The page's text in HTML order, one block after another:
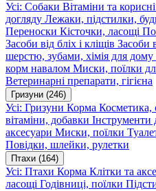
Усі: Собаки Вітаміни та
догляду Лежаки, підстилки,
Переноски Кісточки, ласощі
Засоби від бліх і кліщів Засоби
шерстю, зубами, хімія для дому
корм навалом Миски, поїлки
Ветеринарні препарати, гігієна
Гризуни (246)
Усі: Гризуни Корма Косметика,
вітаміни, добавки Інструменти
аксесуари Миски, поїлки
Повідки, шлейки, рулетки
Птахи (164)
Усі: Птахи Корма Клітки та
ласощі Годівниці, поїлки